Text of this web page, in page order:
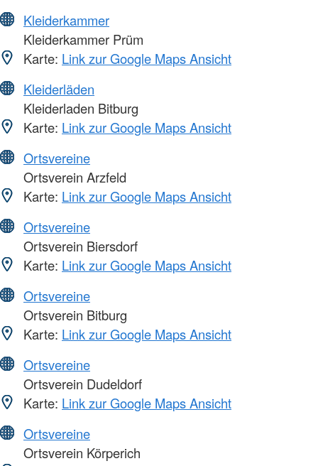
Kleiderkammer
Kleiderkammer Prüm
Karte: Link zur Google Maps Ansicht
Kleiderläden
Kleiderladen Bitburg
Karte: Link zur Google Maps Ansicht
Ortsvereine
Ortsverein Arzfeld
Karte: Link zur Google Maps Ansicht
Ortsvereine
Ortsverein Biersdorf
Karte: Link zur Google Maps Ansicht
Ortsvereine
Ortsverein Bitburg
Karte: Link zur Google Maps Ansicht
Ortsvereine
Ortsverein Dudeldorf
Karte: Link zur Google Maps Ansicht
Ortsvereine
Ortsverein Körperich